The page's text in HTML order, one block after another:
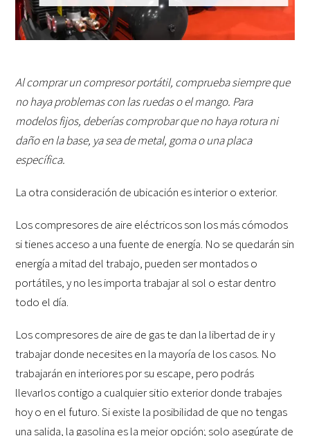
Al comprar un compresor portátil, comprueba siempre que
no haya problemas con las ruedas o el mango. Para
modelos fijos, deberías comprobar que no haya rotura ni
daño en la base, ya sea de metal, goma o una placa
específica.
La otra consideración de ubicación es interior o exterior.
Los compresores de aire eléctricos son los más cómodos
si tienes acceso a una fuente de energía. No se quedarán sin
energía a mitad del trabajo, pueden ser montados o
portátiles, y no les importa trabajar al sol o estar dentro
todo el día.
Los compresores de aire de gas te dan la libertad de ir y
trabajar donde necesites en la mayoría de los casos. No
trabajarán en interiores por su escape, pero podrás
llevarlos contigo a cualquier sitio exterior donde trabajes
hoy o en el futuro. Si existe la posibilidad de que no tengas
una salida, la gasolina es la mejor opción; solo asegúrate de